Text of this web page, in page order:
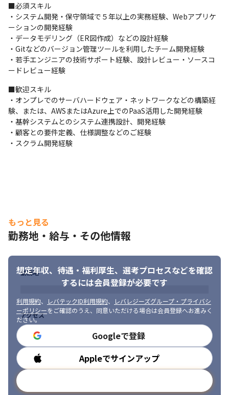
・建設： 大手建設会社がプロジェクトごとに協力会社・専門工事
業者と設計図面などのデータを共有するプラットフォーム
・製造： グローバルで稼働する機械のサポート品質向上システム
・地理空間情報： 地理空間データを利用したサービス群をスピー
ディに開発し低コストで運用するためのPaaS基盤開発、PaaS基盤
上での新規サービス開発
・インフラ基盤： 流通/小売業顧客のパブリッククラウド・プライ
守・運用
【当社についての情報】
各社HP
-グロースエクスパートナーズ株式会社：https://www.gxp-
group.co.jp/
https://www.gxp-group.co.jp/gplus/
テックブログ『Qiita』
福利厚生
https://recruit.gxp-group.co.jp/environment/
https://recruit.gxp-group.co.jp/interview/745/
■必須スキル
・システム開発・保守領域で５年以上の実務経験、Webアプリケ
ーションの開発経験
・データモデリング（ER図作成）などの設計経験
・Gitなどのバージョン管理ツールを利用したチーム開発経験
・若手エンジニアの技術サポート経験、設計レビュー・ソースコ
ードレビュー経験
■歓迎スキル
・オンプレでのサーバハードウェア・ネットワークなどの構築経
験、または、AWSまたはAzure上でのPaaS活用した開発経験
・基幹システムとのシステム連携設計、開発経験
・顧客との要件定義、仕様調整などのご経験
・スクラム開発経験
もっと見る
勤務地・給与・その他情報
想定年収、待遇・福利厚生、 選考プロセスなどを確認
するには会員登録が必要です
利用規約、 レバテックID利用規約、
レバレジーズグループ・プライバシ
ーポリシーをご確認のうえ、同意いただける場合は会員登録へお進みく
ださい。
Googleで登録
Appleでサインアップ
勤務地
アクセス
勤務時間